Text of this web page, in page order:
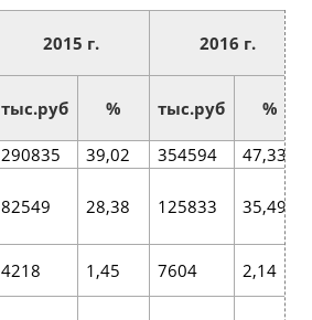
2015 г. 2016 г.
тыс.руб % тыс.руб %
290835 39,02 354594
47,33
82549 28,38 125833 35,49
4218 1,45 7604
2,14